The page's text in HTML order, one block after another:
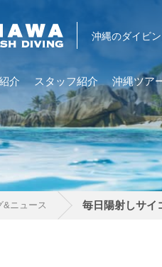
沖縄のダイビ
介 スタッフ紹介 沖縄ツア
&ニュース 毎日陽射しサイ